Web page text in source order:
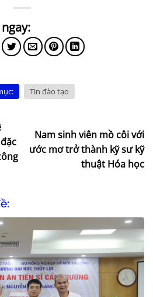
Tin đào tạo
Nam sinh viên mồ côi với
ước mơ trở thành kỹ sư kỹ
thuật Hóa học